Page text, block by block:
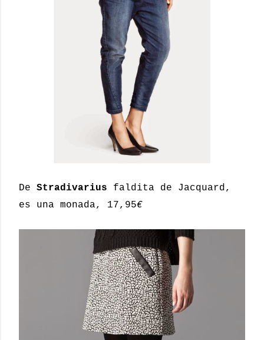
De Stradivarius faldita de Jacquard,
es una monada, 17,95€